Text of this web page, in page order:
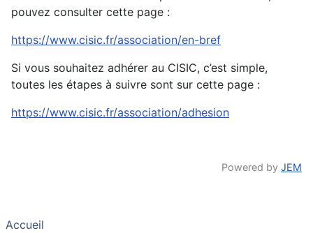
pouvez consulter cette page :
https://www.cisic.fr/association/en-bref
Si vous souhaitez adhérer au CISIC, c’est simple,
toutes les étapes à suivre sont sur cette page :
https://www.cisic.fr/association/adhesion
Powered by JEM
Accueil